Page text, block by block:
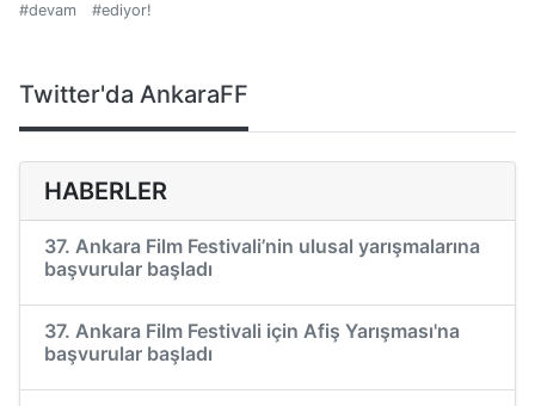
#devam
#ediyor!
Twitter'da AnkaraFF
HABERLER
37. Ankara Film Festivali’nin ulusal yarışmalarına
başvurular başladı
37. Ankara Film Festivali için Afiş Yarışması'na
başvurular başladı